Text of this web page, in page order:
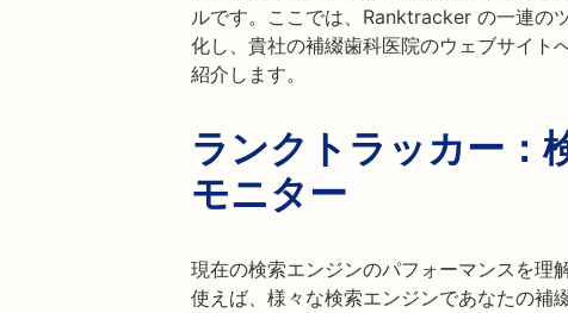
ルです。ここでは、Ranktracker の一連の
化し、貴社の補綴歯科医院のウェブサイト
紹介します。
ランクトラッカー：
モニター
現在の検索エンジンのパフォーマンスを理
使えば、様々な検索エンジンであなたの補